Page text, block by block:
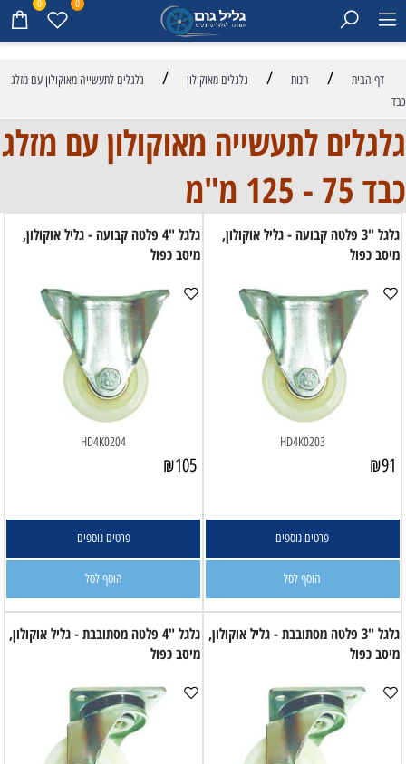
0 0
דף הבית / חנות / גלגלים מאוקולון /
גלגלים לתעשייה מאוקולון עם מזלג
כבד
גלגלים לתעשייה מאוקולון עם מזלג
כבד 75 - 125 מ"מ
גלגל "3 פלטה קבועה - גליל אוקולון,
מיסב כפול
HD4K0203
₪91
פרטים נוספים
הוסף לסל
גלגל "4 פלטה קבועה - גליל אוקולון,
מיסב כפול
HD4K0204
₪105
פרטים נוספים
הוסף לסל
גלגל "3 פלטה מסתובבת - גליל אוקולון,
מיסב כפול
גלגל "4 פלטה מסתובבת - גליל אוקולון,
מיסב כפול